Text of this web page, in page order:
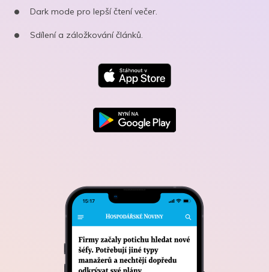
Dark mode pro lepší čtení večer.
Sdílení a záložkování článků.